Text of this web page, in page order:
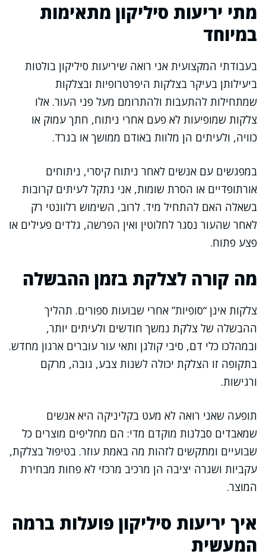
מתי יריעות סיליקון מתאימות
במיוחד
בעבודתי המקצועית אני רואה שיריעות סיליקון בולטות
ביעילותן בעיקר בצלקות היפרטרופיות ובצלקות
שמתחילות להתעבות ולהתרומם מעל פני העור. אלו
צלקות שמופיעות לא פעם אחרי ניתוח, חתך עמוק או
כוויה, ולעיתים הן מלוות באודם ממושך או בגרד.
במפגשים עם אנשים לאחר ניתוח קיסרי, ניתוחים
אורתופדיים או הסרת שומות, אני נתקל לעיתים קרובות
בשאלה האם להתחיל מיד. לרוב, השימוש רלוונטי רק
לאחר שהעור נסגר לחלוטין ואין הפרשה, גלדים פעילים או
פצע פתוח.
מה קורה לצלקת בזמן ההבשלה
צלקות אינן “סופיות” אחרי שבועות ספורים. תהליך
ההבשלה של צלקת נמשך חודשים ולעיתים יותר,
ובמהלכו כלי דם, סיבי קולגן ותאי עור עוברים ארגון מחדש.
בתקופה זו הצלקת יכולה לשנות צבע, גובה, מרקם
ורגישות.
תופעה שאני רואה לא מעט בקליניקה היא אנשים
שמאבדים סבלנות מוקדם מדי: הם מחליפים מוצרים כל
שבועיים ומתקשים לזהות מה באמת עוזר. בטיפול בצלקת,
עקביות ושגרה יציבה הן מרכיב מרכזי לא פחות מבחירת
המוצר.
איך יריעות סיליקון פועלות ברמה
המעשית